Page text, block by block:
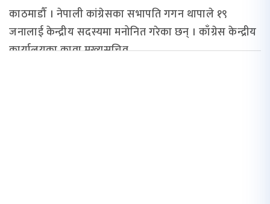
काठमाडौँ । नेपाली कांग्रेसका सभापति गगन थापाले १९
जनालाई केन्द्रीय सदस्यमा मनोनित गरेका छन् । काँग्रेस केन्द्रीय
कार्यालयका कावा मुख्यसचिव...